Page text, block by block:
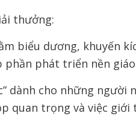
thưởng:
biểu dương, khuyến
phát triển nền
dành cho những người
quan trọng và việc giới